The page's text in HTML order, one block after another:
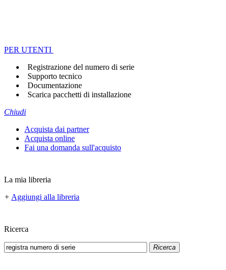
PER UTENTI
Registrazione del numero di serie
Supporto tecnico
Documentazione
Scarica pacchetti di installazione
Chiudi
Acquista dai partner
Acquista online
Fai una domanda sull'acquisto
La mia libreria
+ Aggiungi alla libreria
Ricerca
Ricerca